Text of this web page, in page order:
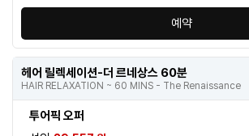
예약
헤어 릴렉세이션-더 르네상스 60분
HAIR RELAXATION ~ 60 MINS - The Renaissance
투어픽 오퍼